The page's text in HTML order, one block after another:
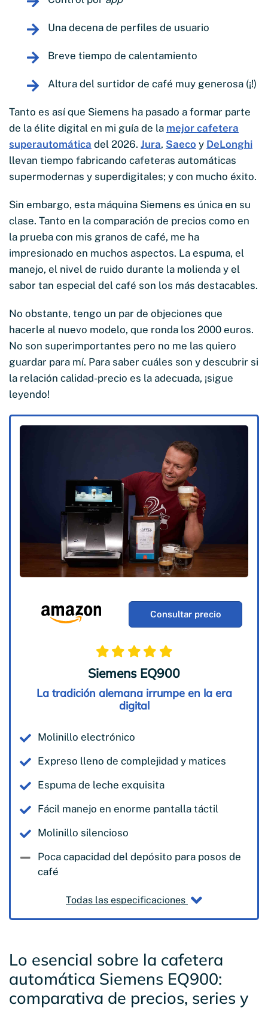
Una decena de perfiles de usuario
Breve tiempo de calentamiento
Altura del surtidor de café muy generosa (¡!)
Tanto es así que Siemens ha pasado a formar parte
de la élite digital en mi guía de la mejor cafetera
superautomática del 2026. Jura, Saeco y DeLonghi
llevan tiempo fabricando cafeteras automáticas
supermodernas y superdigitales; y con mucho éxito.
Sin embargo, esta máquina Siemens es única en su
clase. Tanto en la comparación de precios como en
la prueba con mis granos de café, me ha
impresionado en muchos aspectos. La espuma, el
manejo, el nivel de ruido durante la molienda y el
sabor tan especial del café son los más destacables.
No obstante, tengo un par de objeciones que
hacerle al nuevo modelo, que ronda los 2000 euros.
No son superimportantes pero no me las quiero
guardar para mí. Para saber cuáles son y descubrir si
la relación calidad-precio es la adecuada, ¡sigue
leyendo!
Siemens EQ900
La tradición alemana irrumpe en la era
digital
Molinillo electrónico
Expreso lleno de complejidad y matices
Espuma de leche exquisita
Fácil manejo en enorme pantalla táctil
Molinillo silencioso
Poca capacidad del depósito para posos de
café
Consultar precio
Todas las especificaciones
Lo esencial sobre la cafetera
automática Siemens EQ900:
comparativa de precios, series y